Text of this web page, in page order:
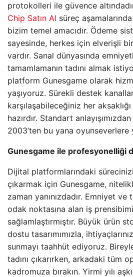
protokolleri ile güvence
Chip Satın Al süreç
bizim temel amacıdır. Ödeme
sayesinde, herkes için elverişli
vardır. Sanal dünyasında
tamamlamanın tadını almak
platform Gunesgame olarak
yaşıyoruz. Sürekli destek
karşılaşabileceğiniz her
hazırdır. Standart
2003’ten bu yana oyunseverlere
Gunesgame ile profesyonelliği
Dijital platformlarındaki
çıkarmak için Gunesgame,
zaman yanınızdadır. Emniyet ve
odak noktasına alan iş
sağlamlaştırmıştır. Büyük ürün
dostu tasarımımızla,
sunmayı taahhüt ediyoruz.
tadını çıkarırken, arkadaki tüm
kadromuza bırakın. Yirmi yılı